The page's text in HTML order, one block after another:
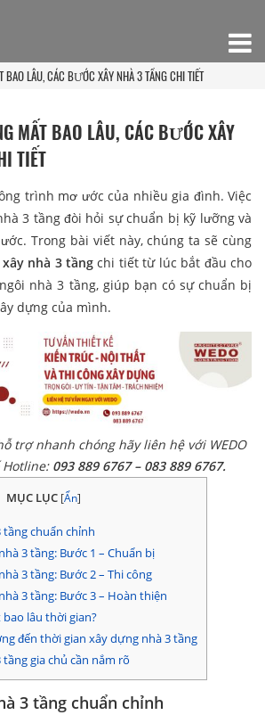
BAO LÂU, CÁC BƯỚC XÂY NHÀ 3 TẦNG CHI TIẾT
MẤT BAO LÂU, CÁC BƯỚC XÂY
TIẾT
trình mơ ước của nhiều gia đình. Việc
3 tầng đòi hỏi sự chuẩn bị kỹ lưỡng và
Trong bài viết này, chúng ta sẽ cùng
nhà 3 tầng chi tiết từ lúc bắt đầu cho
nhà 3 tầng, giúp bạn có sự chuẩn bị
dựng của mình.
trợ nhanh chóng hãy liên hệ với WEDO
Hotline: 093 889 6767 – 083 889 6767.
MỤC LỤC [Ẩn]
tầng chuẩn chỉnh
3 tầng: Bước 1 – Chuẩn bị
3 tầng: Bước 2 – Thi công
3 tầng: Bước 3 – Hoàn thiện
lâu thời gian?
đến thời gian xây dựng nhà 3 tầng
gia chủ cần nắm rõ
3 tầng chuẩn chỉnh